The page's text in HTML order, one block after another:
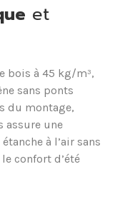
et
bois à 45 kg/m³,
sans ponts
du montage,
assure une
à l’air sans
confort d’été